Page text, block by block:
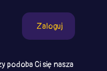
Zaloguj
podoba Ci się nasza